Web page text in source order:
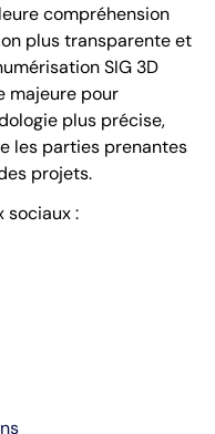
compréhension
plus transparente et
SIG 3D
majeure pour
plus précise,
les parties prenantes
projets.
sociaux :